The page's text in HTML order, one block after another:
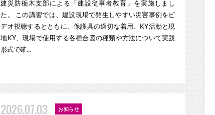
建災防栃木支部による「建設従事者教育」を実施しまし
た。 この講習では、建設現場で発生しやすい災害事例をビ
デオ視聴するとともに、保護具の適切な着用、KY活動と現
地KY、現場で使用する各種合図の種類や方法について実践
形式で確…
2026.07.03 お知らせ